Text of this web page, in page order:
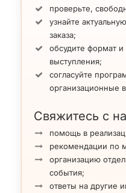
проверьте,
узнайте
заказа;
обсудите формат
выступления;
согласуйте
организационные
Свяжитесь с
помощь в
рекомендации по
организацию
события;
ответы на другие